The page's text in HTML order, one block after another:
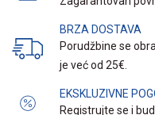
BRZA DOSTAVA
Porudžbine se
je već od 25€.
EKSKLUZIVNE
Registrujte se i